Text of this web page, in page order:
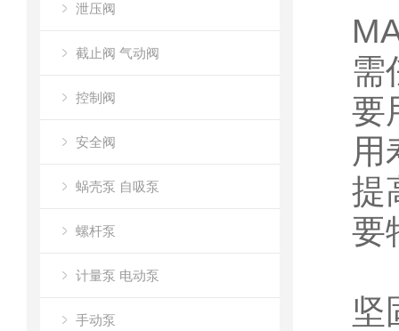
泄压阀
截止阀 气动阀
控制阀
安全阀
蜗壳泵 自吸泵
螺杆泵
计量泵 电动泵
手动泵
需
要
用
提
要
坚